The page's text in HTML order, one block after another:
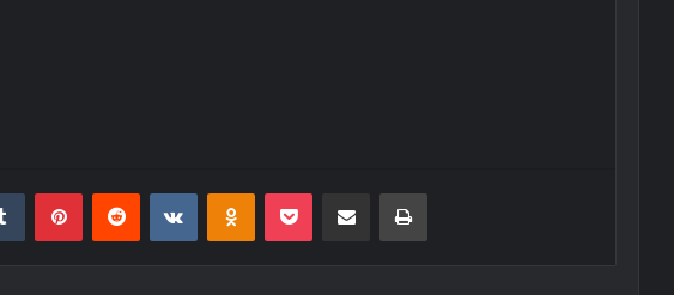
Tumblr PinterestReddit VKontakteOdnoklassniki
Pocket E-Posta ile paylaş Yazdır